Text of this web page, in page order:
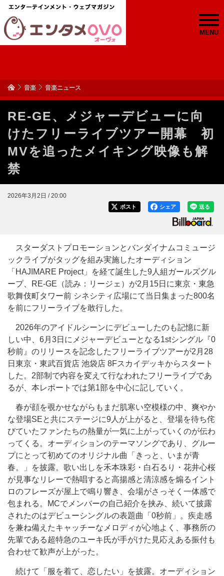
MENU
音楽 音楽ニュース
RE-GE、メジャーデビューに向
けたフリーライブツアー開幕 初
MVを追ったメイキング映像も解
禁
2026年3月2日 / 20:00
送る
シェア
ポスト
スターダストプロモーションとバンダイナムコミュージ
ックライブがタッグを組み実施したオーディション
「HAJIMARE Project」を経て誕生した9人組ガールズグル
ープ、RE-GE（読み：リージェ）が2月15日に東京・東急
歌舞伎町タワー前 シネシティ広場にて当日集まった800名
を前にフリーライブを敢行した。
2026年のアイドルシーンにデビューしたのも記憶に新
しい中、6月3日にメジャーデビューとなる1stシングル『0
秒前』のリリースを記念したフリーライブツアーが2月28
日東京・東武百貨店 池袋店 8Fスカイデッキからスタート
した。2部制で内容を変えて行なわれたフリーライブであ
るが、本レポートでは第1部を中心に記していく。
春が顔を覗かせながらもまだ肌寒い空模様の中、爽やか
な登場SEと共にステージに9人が上がると、登場を待ち侘
びていたファンたちの熱量が一気に上がっていくのが伝わ
ってくる。オーディションのテーマソングであり、グルー
プにとって初めてのオリジナル曲「きっと、いまが青
春。」を披露。歌い出しを禾本珠彩・白石るり・花井心桜
が見事なリレーで熱唱すると高揚感と清涼感を煽るイント
ロのフレーズが屋上で鳴り響き、会場がさっそく一体感で
包まれる。MCでメンバーの自己紹介を挟み、続いて披露
されたのはデビューシングルの表題曲「0秒前」。疾走感
を兼ね備えたキャッチーなメロディが心地よく、事務所の
先輩である超特急のユーキ氏が手がけた見応えある振付も
合わせて歓声が上がった。
続けて「服を着て、恋したい」を披露。オーディション